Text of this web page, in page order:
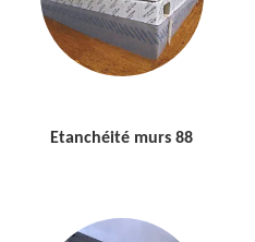
Etanchéité murs 88